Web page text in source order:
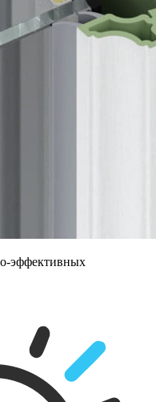
эффективных